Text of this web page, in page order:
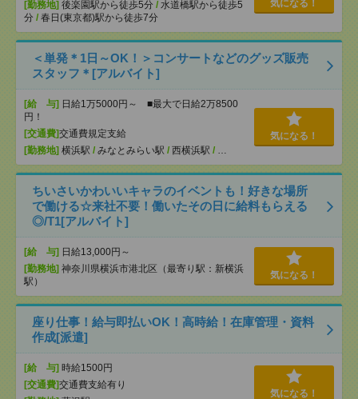
[勤務地] 後楽園駅から徒歩5分 / 水道橋駅から徒歩5
分 / 春日(東京都)駅から徒歩7分
気になる！
＜単発＊1日～OK！＞コンサートなどのグッズ販売
スタッフ＊[アルバイト]
[給 与] 日給1万5000円～ ■最大で日給2万8500
円！
[交通費]交通費規定支給
[勤務地] 横浜駅 / みなとみらい駅 / 西横浜駅 / …
気になる！
ちいさいかわいいキャラのイベントも！好きな場所
で働ける☆来社不要！働いたその日に給料もらえる
◎/T1[アルバイト]
[給 与] 日給13,000円～
[勤務地] 神奈川県横浜市港北区（最寄り駅：新横浜
駅）
気になる！
座り仕事！給与即払いOK！高時給！在庫管理・資料
作成[派遣]
[給 与] 時給1500円
[交通費]交通費支給有り
気になる！